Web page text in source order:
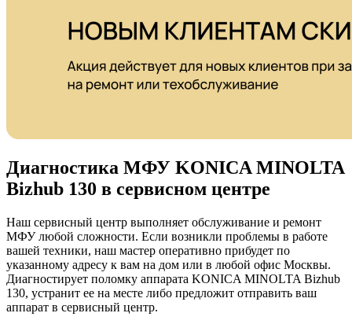
Диагностика МФУ KONICA MINOLTA
Bizhub 130 в сервисном центре
Наш сервисный центр выполняет обслуживание и ремонт
МФУ любой сложности. Если возникли проблемы в работе
вашей техники, наш мастер оперативно прибудет по
указанному адресу к вам на дом или в любой офис Москвы.
Диагностирует поломку аппарата KONICA MINOLTA Bizhub
130, устранит ее на месте либо предложит отправить ваш
аппарат в сервисный центр.